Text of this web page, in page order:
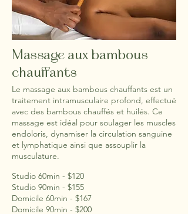
Massage aux bambous
chauffants
Le massage aux bambous chauffants est un
traitement intramusculaire profond, effectué
avec des bambous chauffés et huilés. Ce
massage est idéal pour soulager les muscles
endoloris, dynamiser la circulation sanguine
et lymphatique ainsi que assouplir la
musculature.
Studio 60min - $120
Studio 90min - $155
Domicile 60min - $167
Domicile 90min - $200